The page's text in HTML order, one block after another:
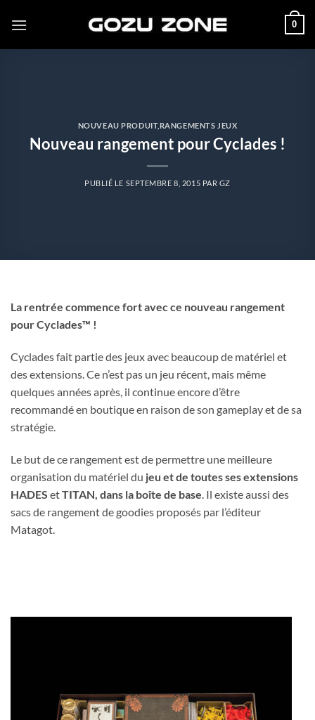
0
NOUVEAU PRODUIT,RANGEMENTS JEUX
Nouveau rangement pour Cyclades !
PUBLIÉ LE SEPTEMBRE 8, 2015 PAR GZ
La rentrée commence fort avec ce nouveau rangement
pour Cyclades™ !
Cyclades fait partie des jeux avec beaucoup de matériel et
des extensions. Ce n’est pas un jeu récent, mais même
quelques années après, il continue encore d’être
recommandé en boutique en raison de son gameplay et de sa
stratégie.
Le but de ce rangement est de permettre une meilleure
organisation du matériel du jeu et de toutes ses extensions
HADES etTITAN, dans la boîte de base . Il existe aussi des
sacs de rangement de goodies proposés par l’éditeur
Matagot.